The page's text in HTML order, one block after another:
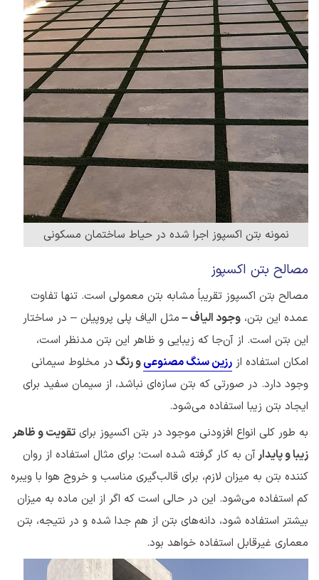
نمونه بتن اکسپوز اجرا شده در حیاط ساختمان مسکونی
مصالح بتن اکسپوز
مصالح بتن اکسپوز تقریباً مشابه بتن معمولی است. تنها تفاوت
عمده این بتن، وجود الیاف –مثل الیاف پلی پروپیلن – در ساختار
این بتن است. از آن‌جا که زیبایی و ظاهر این بتن مدنظر است،
امکان استفاده از رزین سنگ مصنوعیو رنگ در مخلوط سیمانی
وجود دارد. در صورتی که بتن سازه‌ای نباشد، از سیمان سفید برای
ایجاد بتن زیبا استفاده می‌شود.
به طور کلی انواع افزودنی موجود در بتن اکسپوز برای تقویت و ظاهر
زیبا و پایدارآن به کار گرفته شده است؛ برای مثال استفاده از روان
کننده بتن به میزان لازم، برای قالب‌گیری مناسب و خروج هوا با ویبره
کم استفاده می‌شود. این در حالی است که اگر از این ماده به میزان
بیشتر استفاده شود، دانه‌های بتن از هم جدا شده و در نتیجه، بتن
معماری غیرقابل استفاده خواهد بود.